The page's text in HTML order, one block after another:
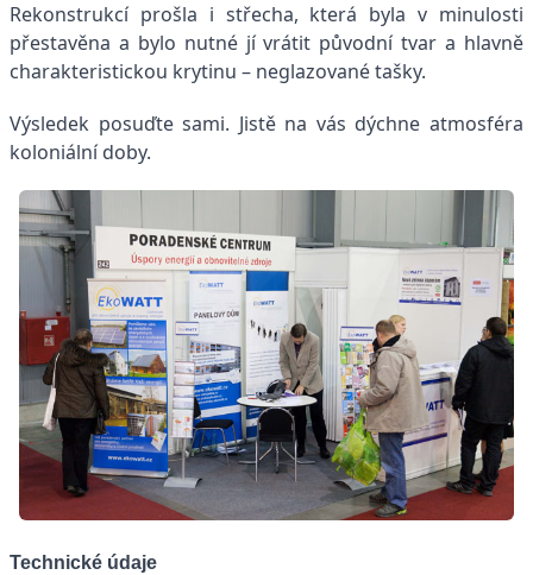
Rekonstrukcí prošla i střecha, která byla v minulosti
přestavěna a bylo nutné jí vrátit původní tvar a hlavně
charakteristickou krytinu – neglazované tašky.
Výsledek posuďte sami. Jistě na vás dýchne atmosféra
koloniální doby.
Technické údaje